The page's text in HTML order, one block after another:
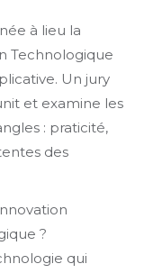
à lieu la
Technologique
Un jury
et examine les
: praticité,
des
?
qui